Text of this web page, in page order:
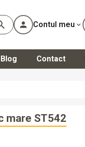
person Contul meu expand_more
Blog Contact
mare ST542